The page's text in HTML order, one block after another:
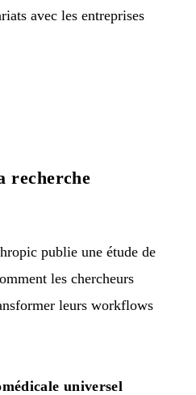
avec les entreprises
recherche
publie une étude de
les chercheurs
leurs workflows
universel